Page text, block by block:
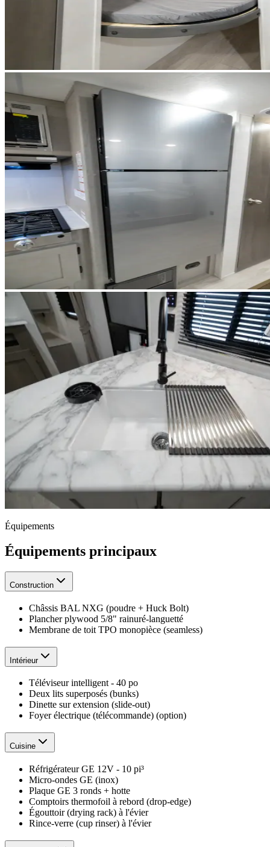
Équipements
Équipements principaux
Construction
Châssis BAL NXG (poudre + Huck Bolt)
Plancher plywood 5/8" rainuré-languetté
Membrane de toit TPO monopièce (seamless)
Intérieur
Téléviseur intelligent - 40 po
Deux lits superposés (bunks)
Dinette sur extension (slide-out)
Foyer électrique (télécommande) (option)
Cuisine
Réfrigérateur GE 12V - 10 pi³
Micro-ondes GE (inox)
Plaque GE 3 ronds + hotte
Comptoirs thermofoil à rebord (drop-edge)
Égouttoir (drying rack) à l'évier
Rince-verre (cup rinser) à l'évier